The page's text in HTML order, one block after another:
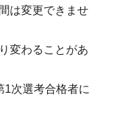
は変更できませ
変わることがあ
次選考合格者に